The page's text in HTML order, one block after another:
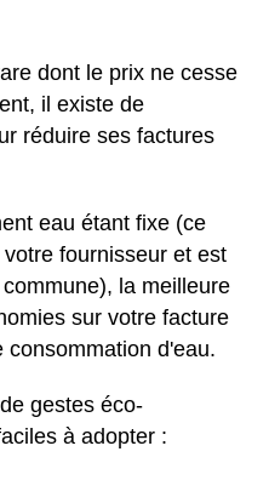
dont le prix ne cesse
il existe de
réduire ses factures
eau étant fixe (ce
fournisseur et est
la meilleure
sur votre facture
consommation d'eau.
gestes éco-
à adopter :